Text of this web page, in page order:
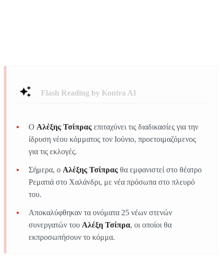
Flash Reading by Kontra AI
Ο Αλέξης Τσίπρας επιταχύνει τις διαδικασίες για την
ίδρυση νέου κόμματος τον Ιούνιο, προετοιμαζόμενος
για τις εκλογές.
Σήμερα, ο Αλέξης Τσίπρας θα εμφανιστεί στο θέατρο
Ρεματιά στο Χαλάνδρι, με νέα πρόσωπα στο πλευρό
του.
Αποκαλύφθηκαν τα ονόματα 25 νέων στενών
συνεργατών του Αλέξη Τσίπρα, οι οποίοι θα
εκπροσωπήσουν το κόμμα.